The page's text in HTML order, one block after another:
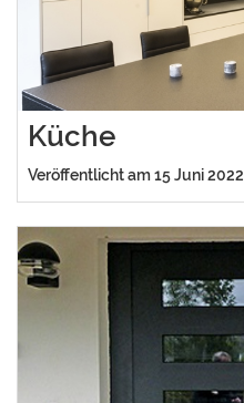
Küche
Veröffentlicht am 15 Juni 2022